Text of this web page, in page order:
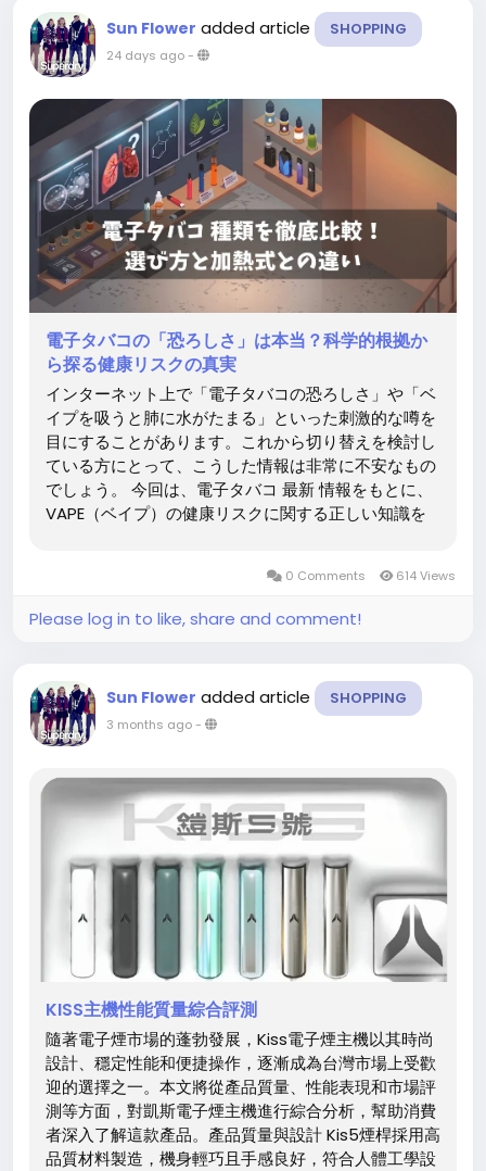
入るVAPEは、すべてニコチンが含まれていない製品
です。この点が、ベイプ最新 情報でも頻繁に取り上げ
られる日本独自の規制状況です。 合法的な「個人輸
入」という選択肢...
Sun Flower added article SHOPPING
24 days ago-
電子タバコの「恐ろしさ」は本当？科学的根拠か
ら探る健康リスクの真実
インターネット上で「電子タバコの恐ろしさ」や「ベ
イプを吸うと肺に水がたまる」といった刺激的な噂を
目にすることがあります。これから切り替えを検討し
ている方にとって、こうした情報は非常に不安なもの
でしょう。 今回は、電子タバコ 最新 情報をもとに、
VAPE（ベイプ）の健康リスクに関する正しい知識を
に海外で発生した、特定の不法な添加物（ビタミンE
アセテートなど）を含むリキッドを使用したことによ
る健康被害のニュースが発端です。 日本国内で一般的
人輸入した正規のリキッドを適切に使用する限りにお
いて、このような事態が起こるという科学的根拠はあ
りません。電子タバコ...
0 Comments 614 Views
Please log in to like, share and comment!
Sun Flower added article SHOPPING
3 months ago-
KISS主機性能質量綜合評測
隨著電子煙市場的蓬勃發展，Kiss電子煙主機以其時尚
設計、穩定性能和便捷操作，逐漸成為台灣市場上受歡
迎的選擇之一。​本文將從產品質量、性能表現和市場評
測等方面，對凱斯電子煙主機進行綜合分析，幫助消費
者深入了解這款產品。​ 產品質量與設計 Kis5煙桿採用高
品質材料製造，機身輕巧且手感良好，符合人體工學設